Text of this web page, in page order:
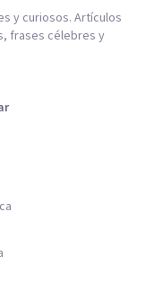
y curiosos. Artículos
frases célebres y